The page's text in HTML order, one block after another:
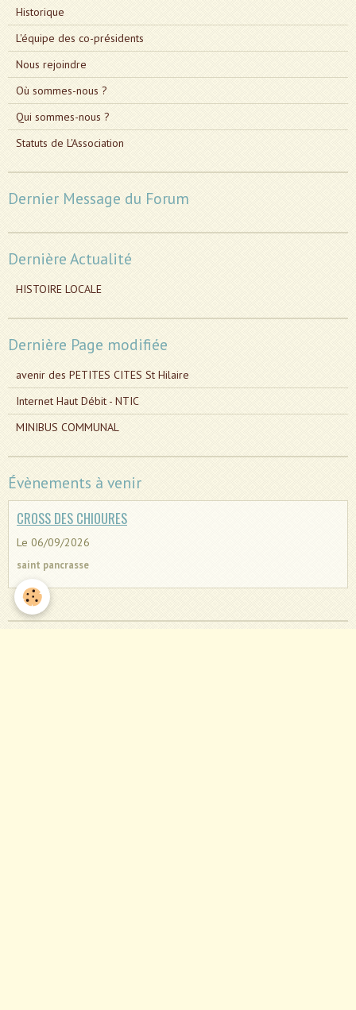
Historique
L'équipe des co-présidents
Nous rejoindre
Où sommes-nous ?
Qui sommes-nous ?
Statuts de L'Association
Dernier Message du Forum
Dernière Actualité
HISTOIRE LOCALE
Dernière Page modifiée
avenir des PETITES CITES St Hilaire
Internet Haut Débit - NTIC
MINIBUS COMMUNAL
Évènements à venir
CROSS DES CHIOURES
Le 06/09/2026
saint pancrasse